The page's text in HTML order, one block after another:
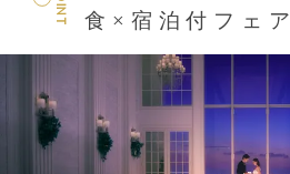
食×宿泊付フェア